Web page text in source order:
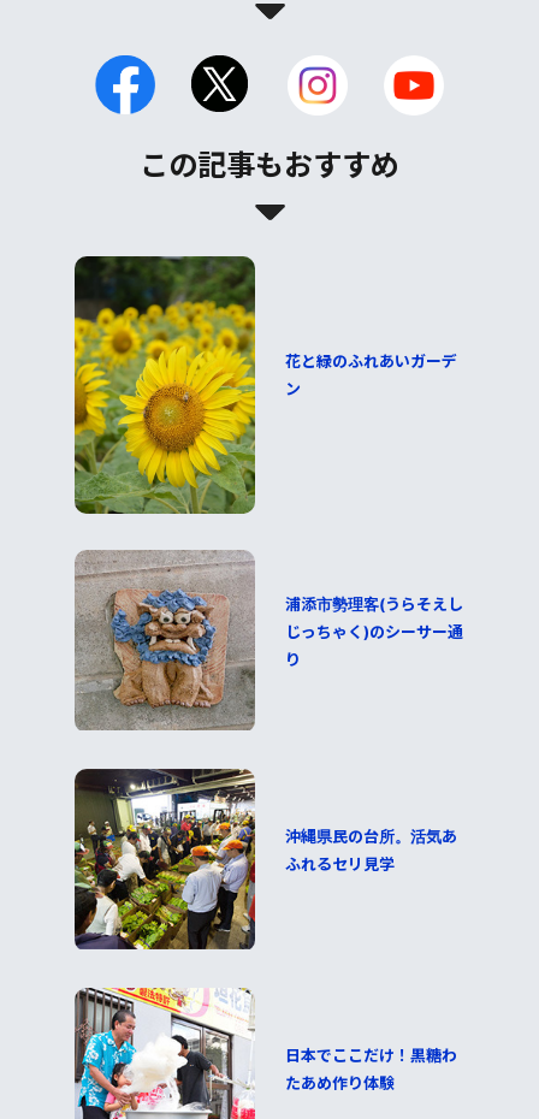
この記事もおすすめ
花と緑のふれあいガーデ
ン
浦添市勢理客(うらそえし
じっちゃく)のシーサー通
り
沖縄県民の台所。活気あ
ふれるセリ見学
日本でここだけ！黒糖わ
たあめ作り体験